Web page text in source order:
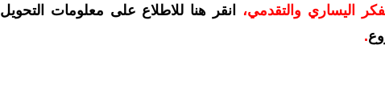
اليساري والتقدمي،
انقر هنا للاطلاع على معلومات التحويل
.